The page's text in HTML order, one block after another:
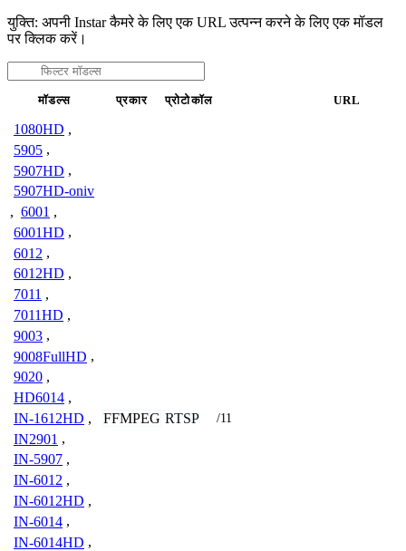
युक्ति: अपनी Instar कैमरे के लिए एक URL उत्पन्न करने के लिए एक मॉडल
पर क्लिक करें।
मॉडल्स प्रकार प्रोटोकॉल URL
1080HD ,
5905 ,
5907HD ,
5907HD-oniv
, 6001 ,
6001HD ,
6012 ,
6012HD ,
7011 ,
7011HD ,
9003 ,
9008FullHD ,
9020 ,
HD6014 ,
IN-1612HD ,
IN2901 ,
IN-5907 ,
IN-6012 ,
IN-6012HD ,
IN-6014 ,
IN-6014HD ,
FFMPEG RTSP /11